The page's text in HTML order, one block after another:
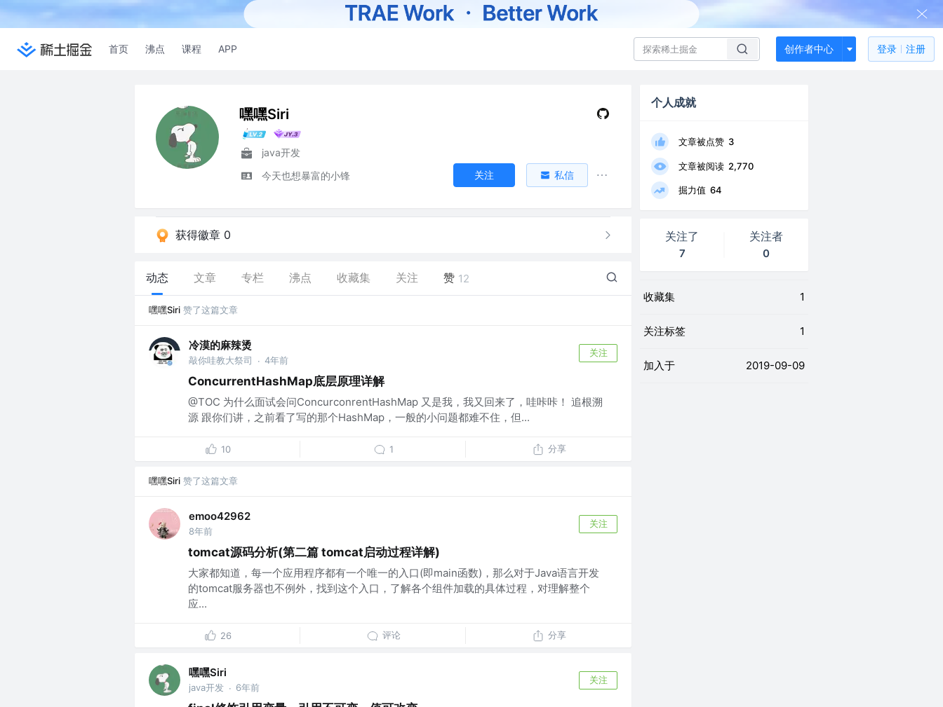
首页 沸点 课程 APP 创作者中心 登录 注册
嘿嘿Siri
java开发
今天也想暴富的小锋
关注 私信
获得徽章 0
动态 文章 专栏 沸点 收藏集 关注 赞 12
嘿嘿Siri 赞了这篇文章
冷漠的麻辣烫
敲你哇教大祭司 · 4年前
关注
ConcurrentHashMap底层原理详解
@TOC 为什么面试会问ConcurconrentHashMap 又是我，我又回来了，哇咔咔！ 追根溯
源 跟你们讲，之前看了写的那个HashMap，一般的小问题都难不住，但...
10 1 分享
嘿嘿Siri 赞了这篇文章
emoo42962
8年前
关注
tomcat源码分析(第二篇 tomcat启动过程详解)
大家都知道，每一个应用程序都有一个唯一的入口(即main函数)，那么对于Java语言开发
的tomcat服务器也不例外，找到这个入口，了解各个组件加载的具体过程，对理解整个
应...
26 评论 分享
嘿嘿Siri
java开发 · 6年前
关注
个人成就
文章被点赞 3
文章被阅读 2,770
掘力值 64
关注了
7
关注者
0
收藏集 1
关注标签 1
加入于 2019-09-09